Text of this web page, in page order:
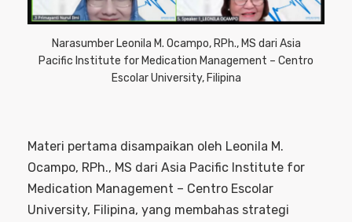
Narasumber Leonila M. Ocampo, RPh., MS dari Asia
Pacific Institute for Medication Management – Centro
Escolar University, Filipina
Materi pertama disampaikan oleh Leonila M.
Ocampo, RPh., MS dari Asia Pacific Institute for
Medication Management – Centro Escolar
University, Filipina, yang membahas strategi